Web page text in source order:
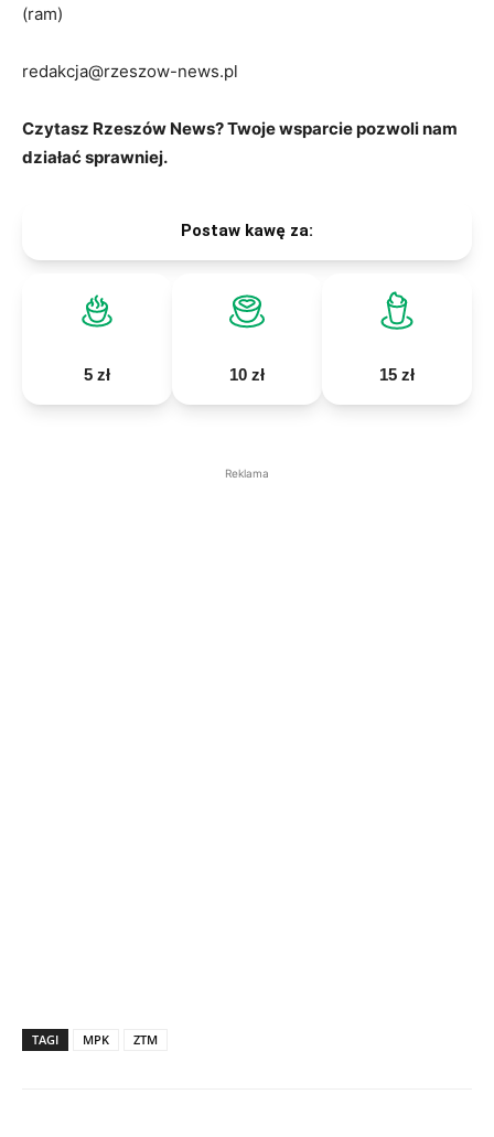
(ram)
redakcja@rzeszow-news.pl
Czytasz Rzeszów News? Twoje wsparcie pozwoli nam
działać sprawniej.
Postaw kawę za:
5 zł 10 zł 15 zł
Reklama
TAGI MPK ZTM